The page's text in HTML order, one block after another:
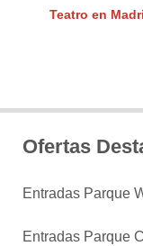
Teatro en
Ofertas
Entradas Parque
Entradas Parque